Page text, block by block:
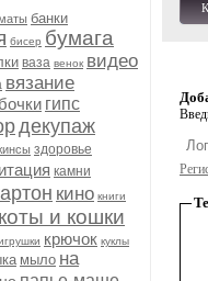
банки
бисер бумага
ваза венок видео
вязание
гипс
декупаж
здоровье
камни
кино книги
коты и кошки
крючок куклы
мыло на